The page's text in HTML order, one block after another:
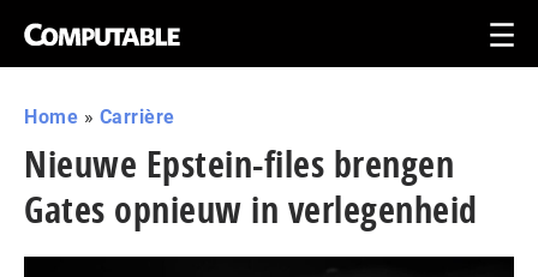
Home » Carrière
Nieuwe Epstein-files brengen
Gates opnieuw in verlegenheid